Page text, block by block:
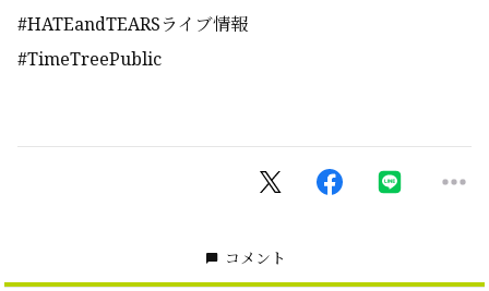
#HATEandTEARSライブ情報
#TimeTreePublic
コメント